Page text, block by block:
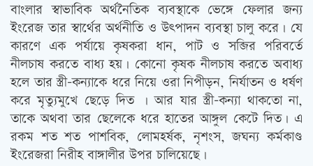
বাংলার স্বাভাবিক অর্থনৈতিক ব্যবস্থাকে ভেঙ্গে ফেলার জন্য
ইংরেজ তার স্বার্থের অর্থনীতি ও উৎপাদন ব্যবস্থা চালু করে। যে
কারণে এক পর্যায়ে কৃষকরা ধান, পাট ও সব্জির পরিবর্তে
নীলচাষ করতে বাধ্য হয়। কোনো কৃষক নীলচাষ করতে অবাধ্য
হলে তার স্ত্রী-কন্যাকে ধরে নিয়ে ওরা নিপীড়ন, নির্যাতন ও ধর্ষণ
করে মৃত্যুমুখে ছেড়ে দিত । আর যার স্ত্রী-কন্যা থাকতো না,
তাকে অথবা তার ছেলেকে ধরে হাতের আঙ্গুল কেটে দিত। এ
রকম শত শত পাশবিক, লোমহর্ষক, নৃশংস, জঘন্য কর্মকাণ্ড
ইংরেজরা নিরীহ বাঙ্গালীর উপর চালিয়েছে।